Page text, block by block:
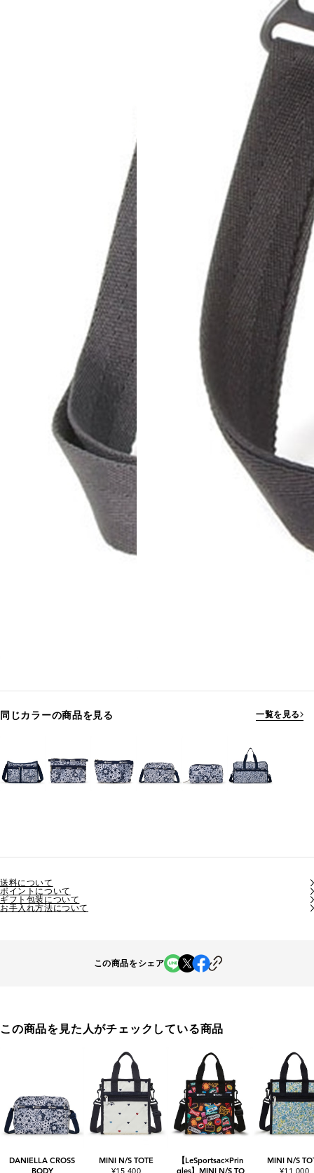
同じカラーの商品を見る 一覧を見る
送料について
ポイントについて
ギフト包装について
お手入れ方法について
この商品をシェア
この商品を見た人がチェックしている商品
DANIELLA CROSS
BODY
MINI N/S TOTE
¥15,400
【LeSportsac×Prin
gles】MINI N/S TO
MINI N/S
¥11,000